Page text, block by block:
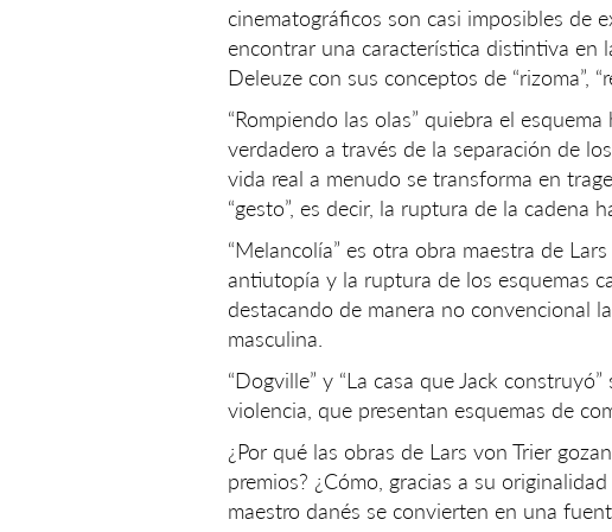
cinematográficos son casi imposibles de
encontrar una característica distintiva en
Deleuze con sus conceptos de “rizoma”,
“Rompiendo las olas” quiebra el
verdadero a través de la separación de
vida real a menudo se transforma en
“gesto”, es decir, la ruptura de la cadena
“Melancolía” es otra obra maestra de
antiutopía y la ruptura de los esquemas
destacando de manera no convencional
masculina.
“Dogville” y “La casa que Jack
violencia, que presentan esquemas de
¿Por qué las obras de Lars von Trier
premios? ¿Cómo, gracias a su
maestro danés se convierten en una